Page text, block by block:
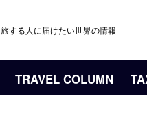
旅する人に届けたい世界の情報
TRAVEL COLUMN